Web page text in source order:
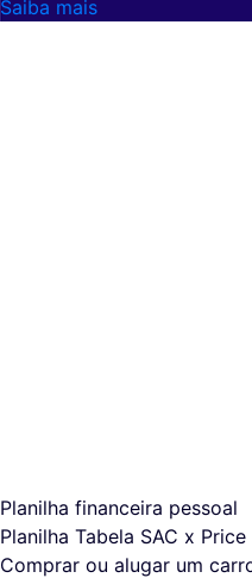
Saiba mais
Planilha financeira pessoal
Planilha Tabela SAC x Price
Comprar ou alugar um